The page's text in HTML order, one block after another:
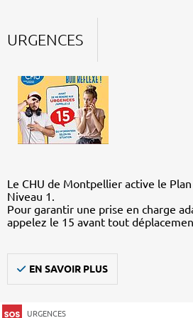
URGENCES
Le CHU de Montpellier active le
Niveau 1.
Pour garantir une prise en charge
appelez le 15 avant tout
EN SAVOIR PLUS
URGENCES